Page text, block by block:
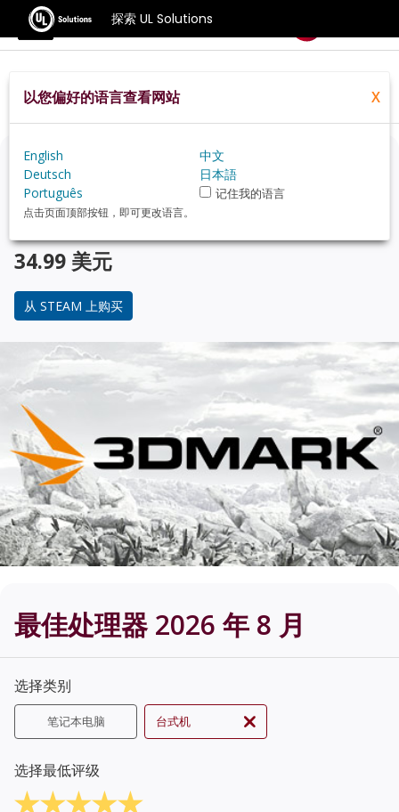
探索 UL Solutions
基准测试
Home Zh Hans Compare
正在考虑升级？
使用 3DMark 游戏玩家的基准测试，来了解您的 PC 与 受
欢迎的 CPU 在性能上的对比。
34.99 美元
从 STEAM 上购买
最佳处理器 2026 年 8 月
选择类别
笔记本电脑 台式机
选择最低评级
以您偏好的语言查看网站 X
English
中文
Deutsch
日本語
Português
记住我的语言
点击页面顶部按钮，即可更改语言。